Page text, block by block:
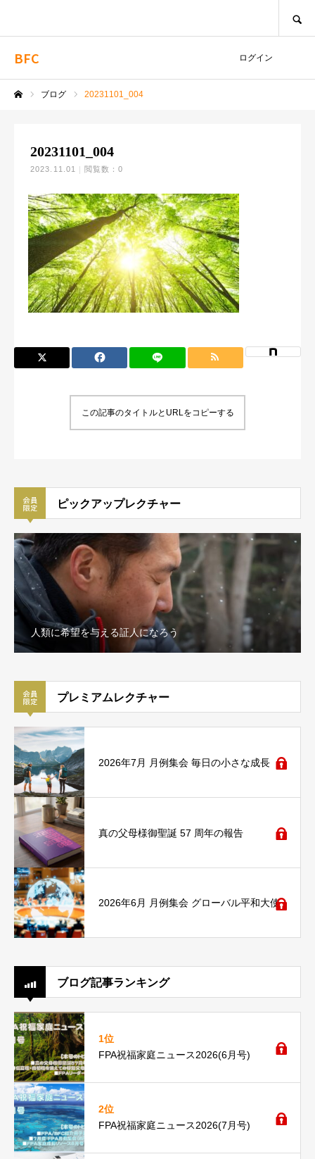
BFC ログイン
ブログ 20231101_004
20231101_004
2023.11.01 閲覧数：0
この記事のタイトルとURLをコピーする
ピックアップレクチャー
人類に希望を与える証人になろう
プレミアムレクチャー
2026年7月 月例集会 毎日の小さな成長
真の父母様御聖誕 57 周年の報告
2026年6月 月例集会 グローバル平和大使
ブログ記事ランキング
1位
FPA祝福家庭ニュース2026(6月号)
2位
FPA祝福家庭ニュース2026(7月号)